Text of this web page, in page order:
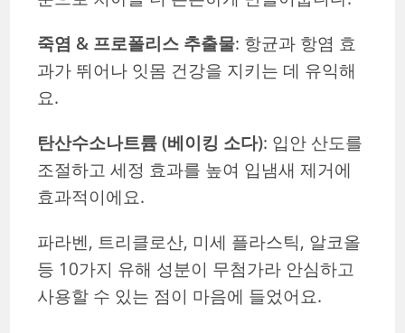
죽염 & 프로폴리스 추출물: 항균과 항염 효
과가 뛰어나 잇몸 건강을 지키는 데 유익해
요.
탄산수소나트륨 (베이킹 소다): 입안 산도를
조절하고 세정 효과를 높여 입냄새 제거에
효과적이에요.
파라벤, 트리클로산, 미세 플라스틱, 알코올
등 10가지 유해 성분이 무첨가라 안심하고
사용할 수 있는 점이 마음에 들었어요.